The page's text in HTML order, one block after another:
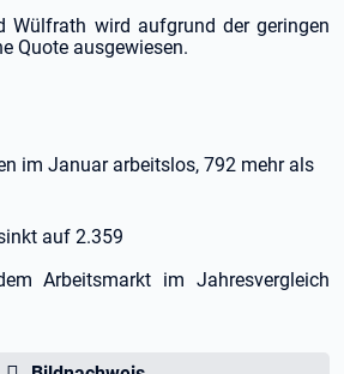
Wülfrath wird aufgrund der geringen
Quote ausgewiesen.
im Januar arbeitslos, 792 mehr als
auf 2.359
Arbeitsmarkt im Jahresvergleich